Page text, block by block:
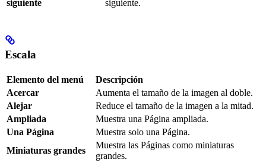
siguiente
siguiente.
Escala
Elemento del menú
Descripción
Acercar
Aumenta el tamaño de la imagen al doble.
Alejar
Reduce el tamaño de la imagen a la mitad.
Ampliada
Muestra una Página ampliada.
Una Página
Muestra solo una Página.
Miniaturas grandes
Muestra las Páginas como miniaturas
grandes.